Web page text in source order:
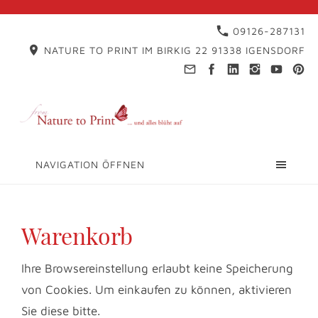
09126-287131
NATURE TO PRINT IM BIRKIG 22 91338 IGENSDORF
NAVIGATION ÖFFNEN
Warenkorb
Ihre Browsereinstellung erlaubt keine Speicherung
von Cookies. Um einkaufen zu können, aktivieren
Sie diese bitte.